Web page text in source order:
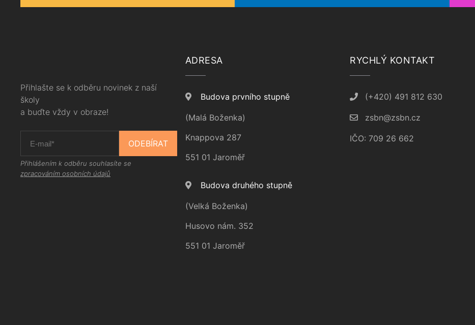
Přihlašte se k odběru novinek z naší
školy
a buďte vždy v obraze!
ODEBÍRAT
Přihlášením k odběru souhlasíte se
zpracováním osobních údajů
ADRESA
Budova prvního stupně
(Malá Boženka)
Knappova 287
551 01 Jaroměř
Budova druhého stupně
(Velká Boženka)
Husovo nám. 352
551 01 Jaroměř
RYCHLÝ KONTAKT
(+420) 491 812 630
zsbn@zsbn.cz
IČO: 709 26 662